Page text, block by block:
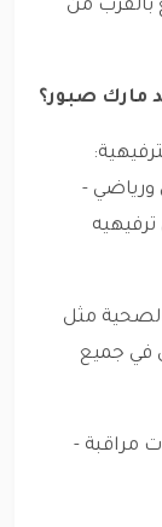
بالقرب من
مارك صبور؟
ورياضي -
مثل
في جميع
٢٤/٧ - كاميرات مراقبة -